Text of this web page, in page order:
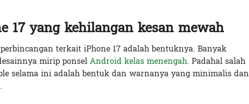
17 yang kehilangan kesan mewah
terkait iPhone 17 adalah bentuknya. Banyak
mirip ponselAndroid kelas menengah. Padahal salah
selama ini adalah bentuk dan warnanya yang minimalis dan